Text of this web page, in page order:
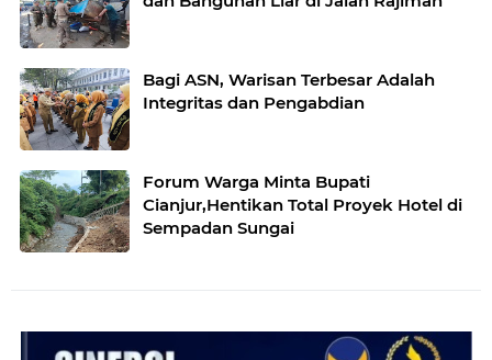
Bagi ASN, Warisan Terbesar Adalah
Integritas dan Pengabdian
Forum Warga Minta Bupati
Cianjur,Hentikan Total Proyek Hotel di
Sempadan Sungai